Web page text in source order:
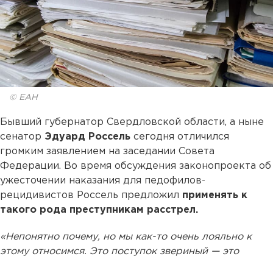
© ЕАН
Бывший губернатор Свердловской области, а ныне
сенатор Эдуард Россель сегодня отличился
громким заявлением на заседании Совета
Федерации. Во время обсуждения законопроекта об
ужесточении наказания для педофилов-
рецидивистов Россель предложил применять к
такого рода преступникам расстрел.
«Непонятно почему, но мы как-то очень лояльно к
этому относимся. Это поступок звериный — это